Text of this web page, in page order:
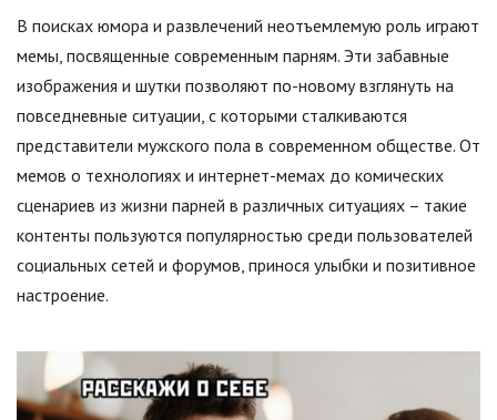
В поисках юмора и развлечений неотъемлемую роль играют
мемы, посвященные современным парням. Эти забавные
изображения и шутки позволяют по-новому взглянуть на
повседневные ситуации, с которыми сталкиваются
представители мужского пола в современном обществе. От
мемов о технологиях и интернет-мемах до комических
сценариев из жизни парней в различных ситуациях – такие
контенты пользуются популярностью среди пользователей
социальных сетей и форумов, принося улыбки и позитивное
настроение.